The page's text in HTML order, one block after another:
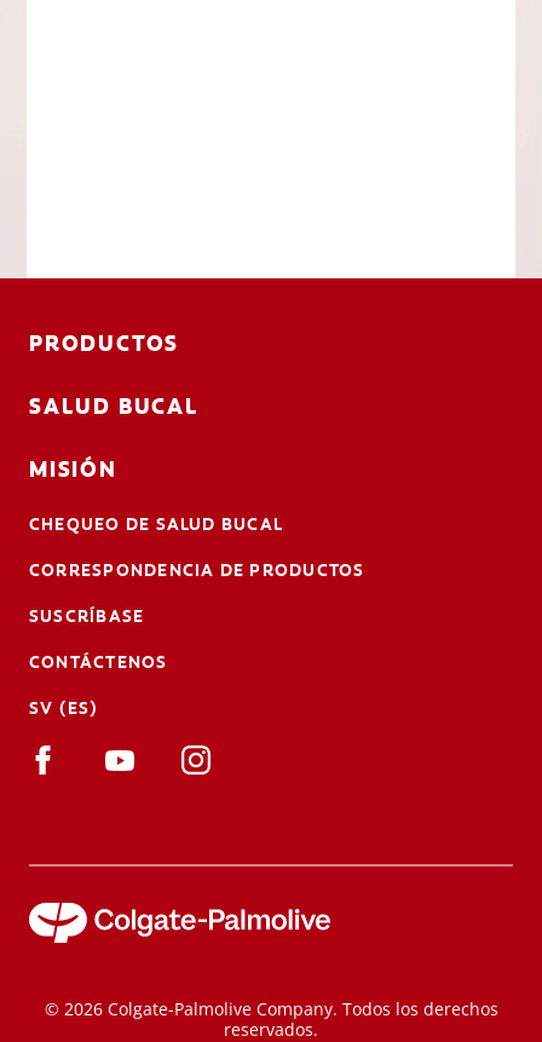
PRODUCTOS
SALUD BUCAL
MISIÓN
CHEQUEO DE SALUD BUCAL
CORRESPONDENCIA DE PRODUCTOS
SUSCRÍBASE
CONTÁCTENOS
SV (ES)
© 2026 Colgate-Palmolive Company. Todos los derechos
reservados.